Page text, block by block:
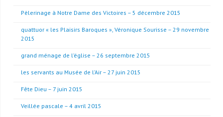
Pèlerinage à Notre Dame des Victoires – 5 décembre 2015
quattuor « les Plaisirs Baroques », Véronique Sourisse – 29 novembre
2015
grand ménage de l’église – 26 septembre 2015
les servants au Musée de l’Air – 27 juin 2015
Fête Dieu – 7 juin 2015
Veillée pascale – 4 avril 2015